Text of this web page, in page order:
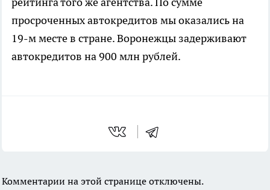
просроченных автокредитов мы оказались на
19-м месте в стране. Воронежцы задерживают
автокредитов на 900 млн рублей.
Комментарии на этой странице отключены.